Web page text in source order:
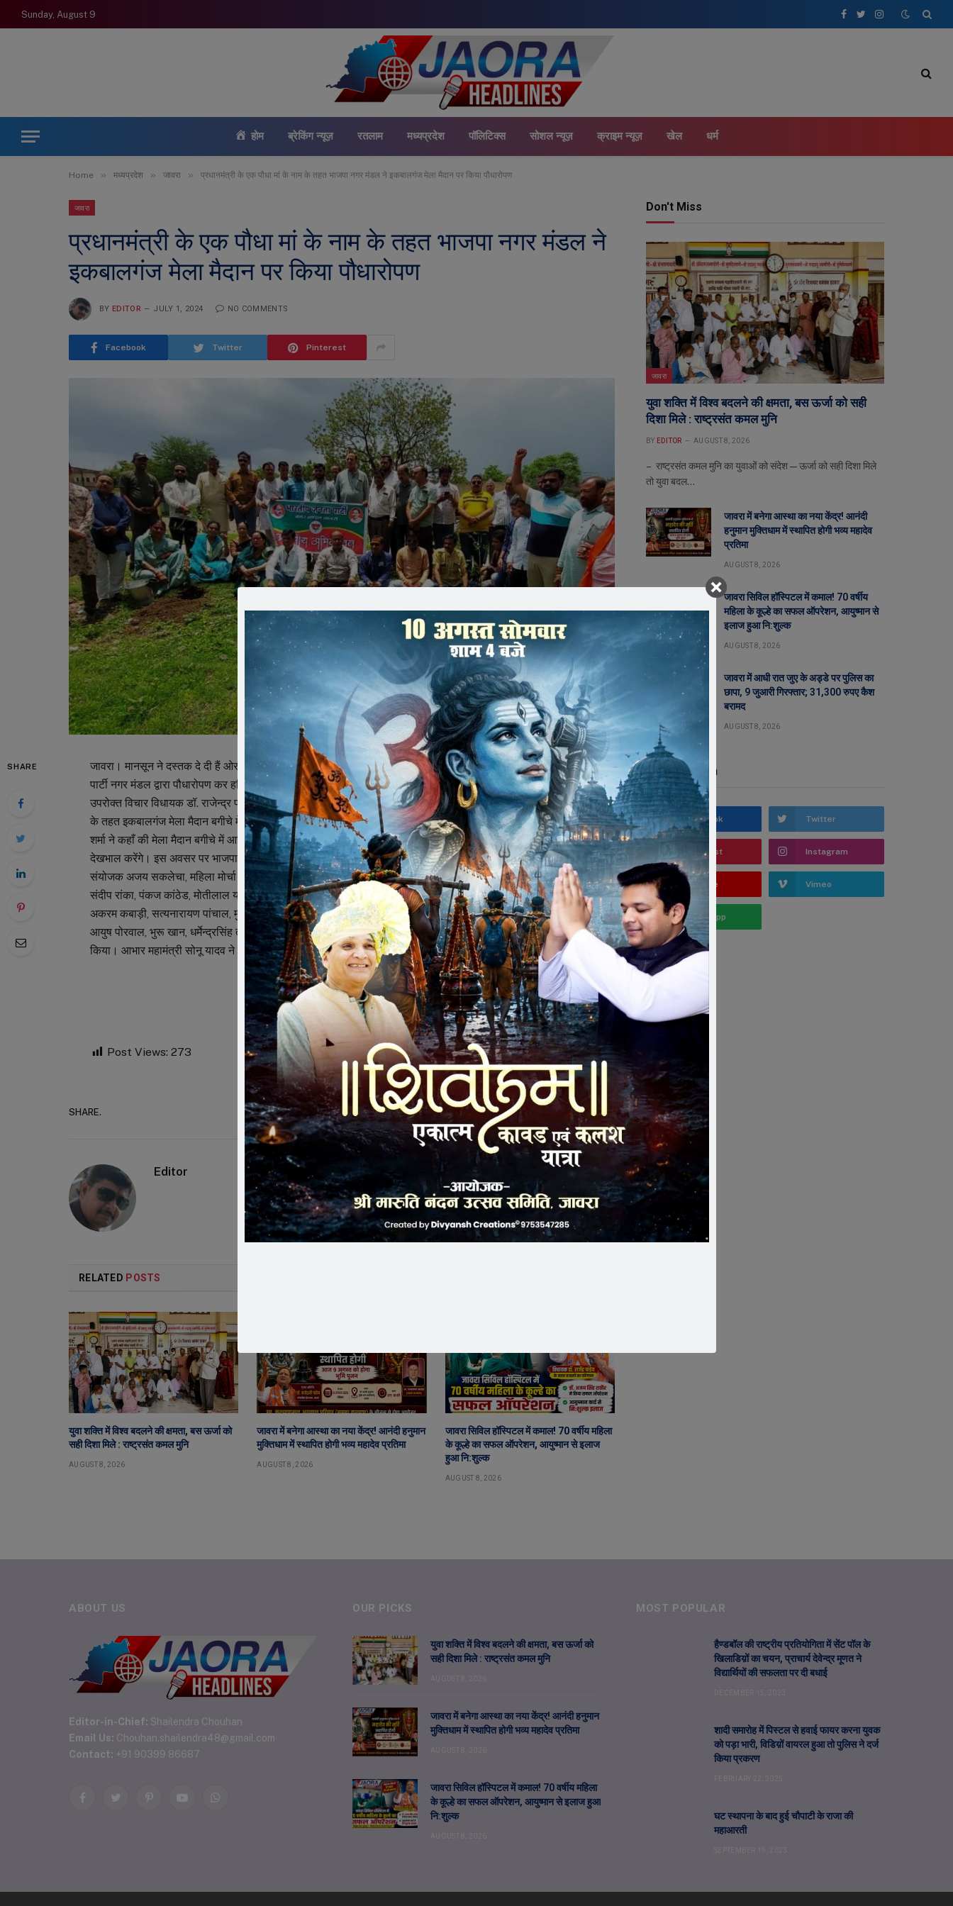
Sunday, August 9
Facebook
TwitterInstagram
होम ब्रेकिंग न्यूज़ रतलाम मध्यप्रदेश पॉलिटिक्स सोशल न्यूज़ क्राइम न्यूज़ खेल धर्म
Home » मध्यप्रदेश » जावरा » प्रधानमंत्री के एक पौधा मां के नाम के तहत भाजपा नगर मंडल ने इकबालगंज मेला मैदान पर किया पौधारोपण
जावरा
प्रधानमंत्री के एक पौधा मां के नाम के तहत भाजपा नगर मंडल ने
इकबालगंज मेला मैदान पर किया पौधारोपण
BY EDITOR JULY 1, 2024 NO COMMENTS
Facebook Twitter Pinterest
SHARE
जावरा। मानसून ने दस्तक दे दी हैं ओर यह सही मौसम है जब हम कोई भी पौधा रोपेंगे तो वह वृक्ष का रूप ले लेगा, भारतीय जनता
पार्टी नगर मंडल द्वारा पौधारोपण कर हरियाली का सन्देश दिया हैं।
उपरोक्त विचार विधायक डॉ. राजेन्द्र पाण्डेय ने भारतीय जनता पार्टी प्रदेश संगठन के आदेश अनुसार एक पौधा माँ के नाम कार्यक्रम
के तहत इकबालगंज मेला मैदान बगीचे में पौधारोपण में व्यक्त किए। इस अवसर पर स्वागत भाषण देते हुए भाजपा नगर अध्यक्ष राजेश
शर्मा ने कहाँ की मेला मैदान बगीचे में आज जो पौधरोपण किया जा रहा हैं, भारतीय जनता पार्टी पदाधिकारी व कार्यकर्ता पौधों की
देखभाल करेंगे। इस अवसर पर भाजपा के पूर्व अध्यक्षगण अभय कोठारी, अशोक आंटिया, नंदकिशोर महावर, आर्थिक प्रकोष्ठ जिला
संयोजक अजय सकलेचा, महिला मोर्चा जिलाध्यक्ष पूनम पटवा, सुमन मेहता, संतोष शर्मा, पिंकी यादव, रजत सोनी, तेजसिंह कदम,
संदीप रांका, पंकज कांठेड, मोतीलाल यादव, तेजूब हुसैन, सुभाष टुकडिय़ा, वीरेन्द्र सिंह चौहान, राजेश धाकड़, वीरेन्द्र सिसोदिया,
अकरम कबाड़ी, सत्यनारायण पांचाल, मुकेश भाटी, मनोहर पांचाल, मनीष ऊटवाल, महेन्द्र चौहान, योगेश यादव, इफ्तेखार पठान,
आयुष पोरवाल, भुरू खान, धर्मेन्द्रसिंह तोमर, प्रकाश बालचंदानी उपस्थित थे। संचालन भाजपा नगर महामंत्री अनिल धारीवाल ने
किया। आभार महामंत्री सोनू यादव ने माना।
Post Views: 273
SHARE.
Facebook Twitter Pinterest LinkedIn Tumblr Telegram Email
Editor
RELATED POSTS
युवा शक्ति में विश्व बदलने की क्षमता, बस ऊर्जा को
सही दिशा मिले : राष्ट्रसंत कमल मुनि
AUGUST 8, 2026
जावरा में बनेगा आस्था का नया केंद्र! आनंदी हनुमान
मुक्तिधाम में स्थापित होगी भव्य महादेव प्रतिमा
AUGUST 8, 2026
जावरा सिविल हॉस्पिटल में कमाल! 70 वर्षीय महिला
के कूल्हे का सफल ऑपरेशन, आयुष्मान से इलाज
हुआ नि:शुल्क
AUGUST 8, 2026
Don't Miss
जावरा
युवा शक्ति में विश्व बदलने की क्षमता, बस ऊर्जा को सही
दिशा मिले : राष्ट्रसंत कमल मुनि
BY EDITOR AUGUST 8, 2026
– राष्ट्रसंत कमल मुनि का युवाओं को संदेश—ऊर्जा को सही दिशा मिले
तो युवा बदल…
जावरा में बनेगा आस्था का नया केंद्र! आनंदी
हनुमान मुक्तिधाम में स्थापित होगी भव्य महादेव
प्रतिमा
AUGUST 8, 2026
जावरा सिविल हॉस्पिटल में कमाल! 70 वर्षीय
महिला के कूल्हे का सफल ऑपरेशन, आयुष्मान से
इलाज हुआ नि:शुल्क
AUGUST 8, 2026
जावरा में आधी रात जुए के अड्डे पर पुलिस का
छापा, 9 जुआरी गिरफ्तार; 31,300 रुपए कैश
बरामद
AUGUST 8, 2026
Stay In Touch
Facebook Twitter
Pinterest Instagram
YouTube Vimeo
WhatsApp
ABOUT US
Editor-in-Chief: Shailendra Chouhan
Email Us: Chouhan.shailendra48@gmail.com
Contact: +91 90399 86687
FacebookTwitterPinterestYouTubeWhatsApp
OUR PICKS
युवा शक्ति में विश्व बदलने की क्षमता, बस ऊर्जा को
सही दिशा मिले : राष्ट्रसंत कमल मुनि
जावरा में बनेगा आस्था का नया केंद्र! आनंदी हनुमान
मुक्तिधाम में स्थापित होगी भव्य महादेव प्रतिमा
जावरा सिविल हॉस्पिटल में कमाल! 70 वर्षीय महिला
के कूल्हे का सफल ऑपरेशन, आयुष्मान से इलाज हुआ
नि:शुल्क
MOST POPULAR
हैण्डबॉल की राष्ट्रीय प्रतियोगिता में सेंट पॉल के
खिलाडिय़ों का चयन, प्राचार्य देवेन्द्र मूणत ने
विद्यार्थियों की सफलता पर दी बधाई
शादी समारोह में पिस्टल से हवाई फायर करना युवक
को पड़ा भारी, विडिय़ों वायरल हुआ तो पुलिस ने दर्ज
किया प्रकरण
घट स्थापना के बाद हुई चौपाटी के राजा की
महाआरती